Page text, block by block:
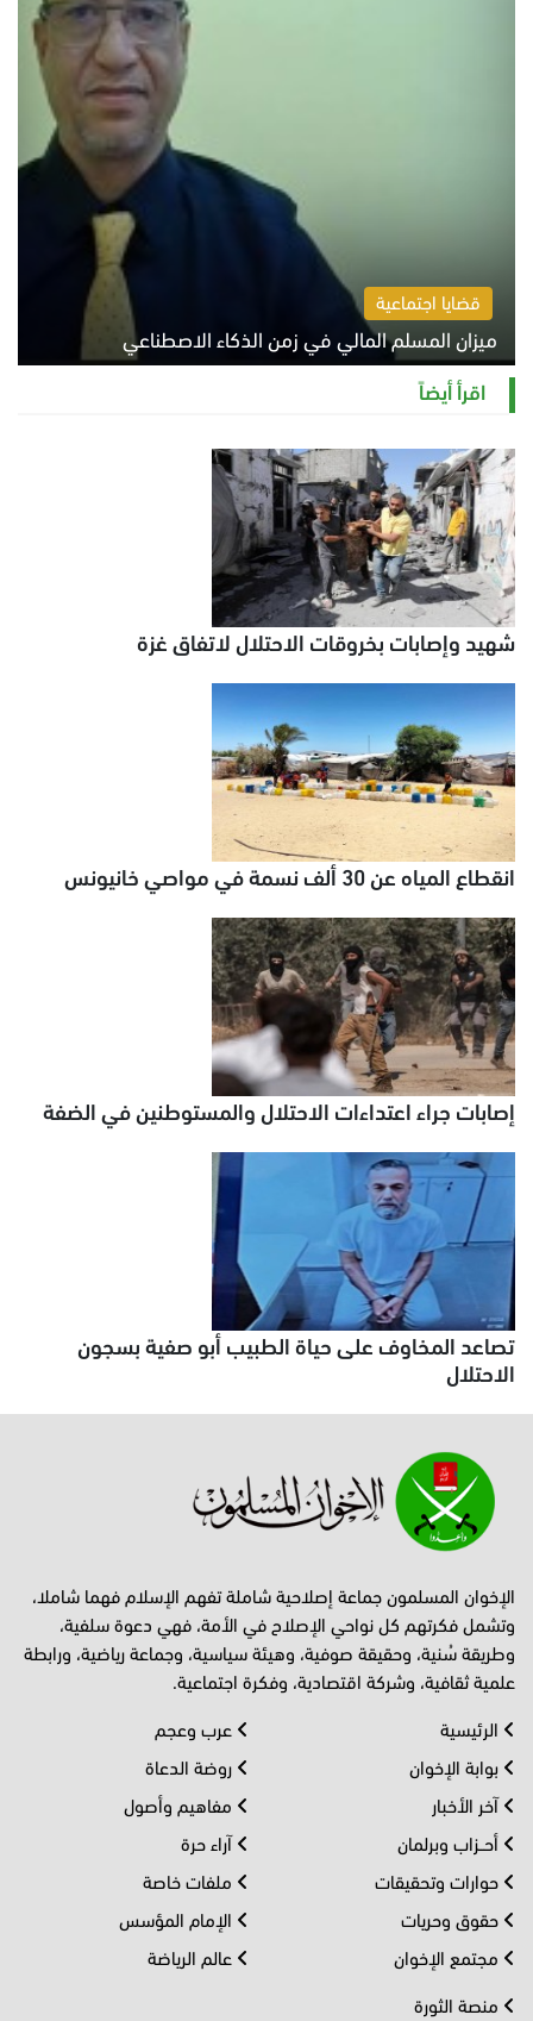
قضايا اجتماعية
ميزان المسلم المالي في زمن الذكاء الاصطناعي
السبت 8 أغسطس 2026 11:21 ص
اقرأ أيضاً
شهيد وإصابات بخروقات الاحتلال لاتفاق غزة
انقطاع المياه عن 30 ألف نسمة في مواصي خانيونس
إصابات جراء اعتداءات الاحتلال والمستوطنين في الضفة
تصاعد المخاوف على حياة الطبيب أبو صفية بسجون
الاحتلال
الإخوان المسلمون جماعة إصلاحية شاملة تفهم الإسلام فهما شاملا،
وتشمل فكرتهم كل نواحي الإصلاح في الأمة، فهي دعوة سلفية،
وطريقة سُنية، وحقيقة صوفية، وهيئة سياسية، وجماعة رياضية، ورابطة
علمية ثقافية، وشركة اقتصادية، وفكرة اجتماعية.
الرئيسية
بوابة الإخوان
آخر الأخبار
أحــزاب وبرلمان
حوارات وتحقيقات
حقوق وحريات
مجتمع الإخوان
عرب وعجم
روضة الدعاة
مفاهيم وأصول
آراء حرة
ملفات خاصة
الإمام المؤسس
عالم الرياضة
منصة الثورة